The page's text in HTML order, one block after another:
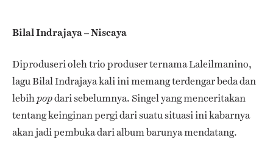
Bilal Indrajaya – Niscaya
Diproduseri oleh trio produser ternama Laleilmanino,
lagu Bilal Indrajaya kali ini memang terdengar beda dan
lebihpopdari sebelumnya. Singel yang menceritakan
tentang keinginan pergi dari suatu situasi ini kabarnya
akan jadi pembuka dari album barunya mendatang.